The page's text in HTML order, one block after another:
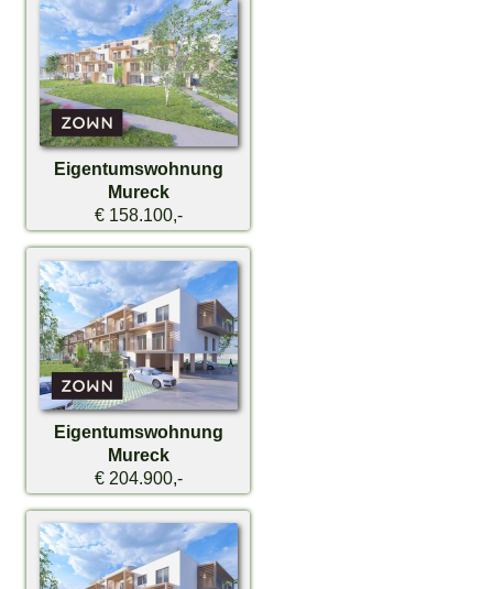
Eigentumswohnung
Mureck
€ 158.100,-
Eigentumswohnung
Mureck
€ 204.900,-